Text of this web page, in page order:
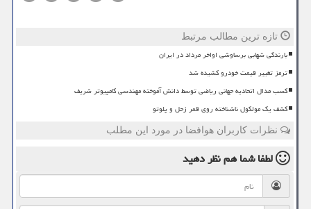
تازه ترین مطالب مرتبط
بارندگی شهابی برساوشی اواخر مرداد در ایران
ترمز تغییر قیمت خودرو کشیده شد
کسب مدال اتحادیه جهانی ریاضی توسط دانش آموخته مهندسی کامپیوتر شریف
کشف یک مولکول ناشناخته روی قمر زحل و پلوتو
نظرات کاربران هوافضا در مورد این مطلب
لطفا شما همنظر دهید